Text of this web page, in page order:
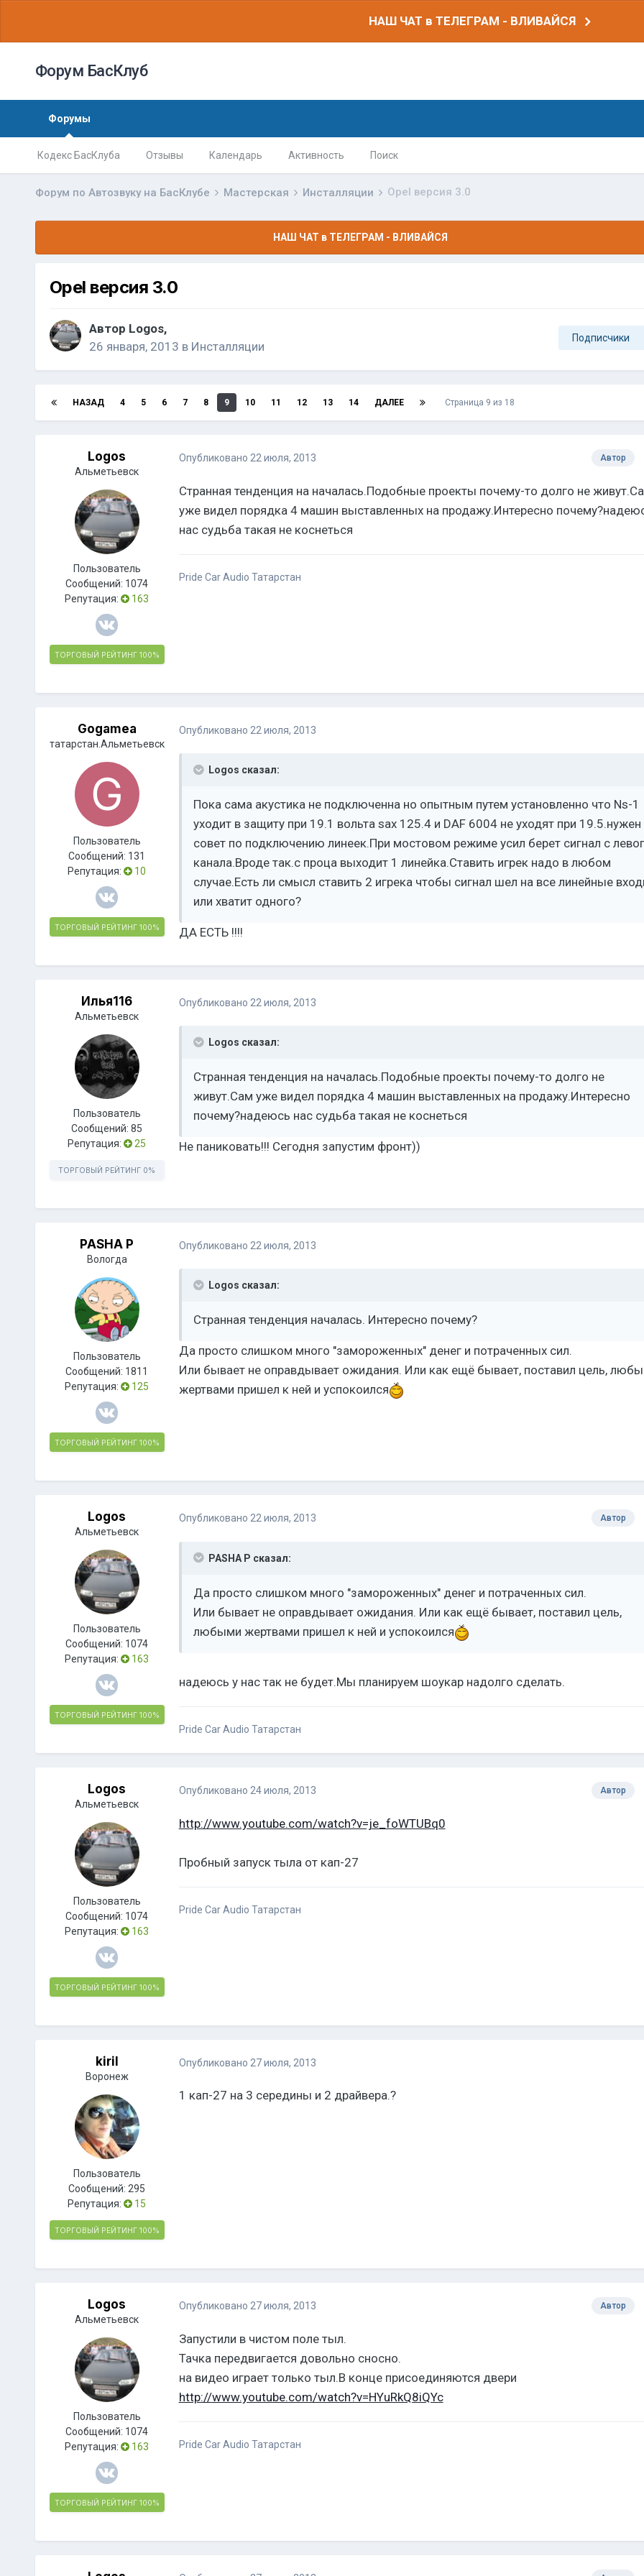
НАШ ЧАТ в ТЕЛЕГРАМ - ВЛИВАЙСЯ
Форум БасКлуб
Форумы
Кодекс БасКлуба Отзывы Календарь Активность Поиск
Форум по Автозвуку на БасКлубе Мастерская Инсталляции Opel версия 3.0
НАШ ЧАТ в ТЕЛЕГРАМ - ВЛИВАЙСЯ
Opel версия 3.0
Автор Logos,
26 января, 2013 в Инсталляции
Подписчики
НАЗАД 4 5 6 7 8 9 10 11 12 13 14 ДАЛЕЕ Страница 9 из 18
Logos
Альметьевск
Пользователь
Сообщений: 1074
Репутация:
163
ТОРГОВЫЙ РЕЙТИНГ 100%
Автор
Опубликовано 22 июля, 2013
Странная тенденция на началась.Подобные проекты почему-то долго не
уже видел порядка 4 машин выставленных на продажу.Интересно
нас судьба такая не коснеться
Pride Car Audio Татарстан
Gogamea
татарстан.Альметьевск
Пользователь
Сообщений: 131
Репутация:
10
ТОРГОВЫЙ РЕЙТИНГ 100%
Опубликовано 22 июля, 2013
Logos сказал:
Пока сама акустика не подключенна но опытным путем установленно что Ns-1
уходит в защиту при 19.1 вольта sax 125.4 и DAF 6004 не уходят при 19.5.нужен
совет по подключению линеек.При мостовом режиме усил берет сигнал с
канала.Вроде так.с проца выходит 1 линейка.Ставить игрек надо в любом
случае.Есть ли смысл ставить 2 игрека чтобы сигнал шел на все линейные
или хватит одного?
ДА ЕСТЬ !!!!
Илья116
Альметьевск
Пользователь
Сообщений:85
Репутация:
25
ТОРГОВЫЙ РЕЙТИНГ 0%
Опубликовано 22 июля, 2013
Logos сказал:
Странная тенденция на началась.Подобные проекты почему-то долго не
живут.Сам уже видел порядка 4 машин выставленных на продажу.Интересно
почему?надеюсь нас судьба такая не коснеться
Не паниковать!!! Сегодня запустим фронт))
PASHA P
Вологда
Пользователь
Сообщений: 1811
Репутация:
125
ТОРГОВЫЙ РЕЙТИНГ 100%
Опубликовано 22 июля, 2013
Logos сказал:
Странная тенденция началась. Интересно почему?
Да просто слишком много "замороженных" денег и потраченных сил.
Или бывает не оправдывает ожидания. Или как ещё бывает, поставил цель,
жертвами пришел к ней и успокоился
Logos
Альметьевск
Пользователь
Сообщений: 1074
Репутация:
163
ТОРГОВЫЙ РЕЙТИНГ 100%
Автор
Опубликовано 22 июля, 2013
PASHA P сказал:
Да просто слишком много "замороженных" денег и потраченных сил.
Или бывает не оправдывает ожидания. Или как ещё бывает, поставил цель,
любыми жертвами пришел к ней и успокоился
надеюсь у нас так не будет.Мы планируем шоукар надолго сделать.
Pride Car Audio Татарстан
Logos
Альметьевск
Пользователь
Сообщений: 1074
Репутация:
163
ТОРГОВЫЙ РЕЙТИНГ 100%
Автор
Опубликовано 24 июля, 2013
http://www.youtube.com/watch?v=je_foWTUBq0
Пробный запуск тыла от кап-27
Pride Car Audio Татарстан
kiril
Воронеж
Пользователь
Сообщений:295
Репутация:
15
ТОРГОВЫЙ РЕЙТИНГ 100%
Опубликовано 27 июля, 2013
1 кап-27 на 3 середины и 2 драйвера.?
Logos
Альметьевск
Пользователь
Сообщений: 1074
Репутация:
163
ТОРГОВЫЙ РЕЙТИНГ 100%
Автор
Опубликовано 27 июля, 2013
Запустили в чистом поле тыл.
Тачка передвигается довольно сносно.
на видео играет только тыл.В конце присоединяются двери
http://www.youtube.com/watch?v=HYuRkQ8iQYc
Pride Car Audio Татарстан